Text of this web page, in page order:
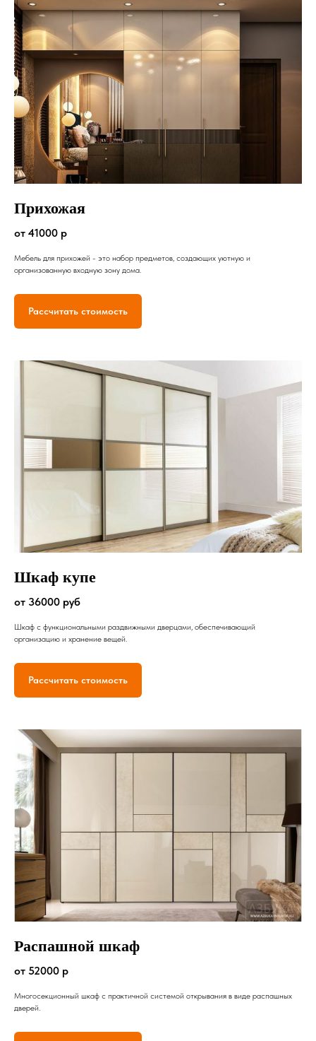
Прихожая
от 41000 р
Мебель для прихожей - это набор предметов, создающих уютную и
организованную входную зону дома.
Рассчитать стоимость
Шкаф купе
от 36000 руб
Шкаф с функциональными раздвижными дверцами, обеспечивающий
организацию и хранение вещей.
Рассчитать стоимость
Распашной шкаф
от 52000 р
Многосекционный шкаф с практичной системой открывания в виде распашных
дверей.